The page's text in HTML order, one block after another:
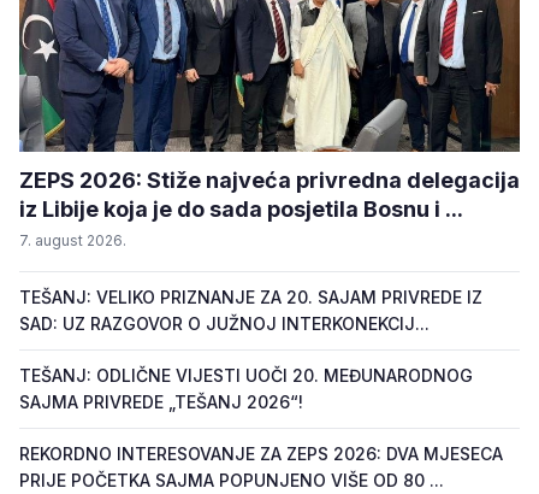
ZEPS 2026: Stiže najveća privredna delegacija
iz Libije koja je do sada posjetila Bosnu i ...
7. august 2026.
TEŠANJ: VELIKO PRIZNANJE ZA 20. SAJAM PRIVREDE IZ
SAD: UZ RAZGOVOR O JUŽNOJ INTERKONEKCIJ...
TEŠANJ: ODLIČNE VIJESTI UOČI 20. MEĐUNARODNOG
SAJMA PRIVREDE „TEŠANJ 2026“!
REKORDNO INTERESOVANJE ZA ZEPS 2026: DVA MJESECA
PRIJE POČETKA SAJMA POPUNJENO VIŠE OD 80 ...